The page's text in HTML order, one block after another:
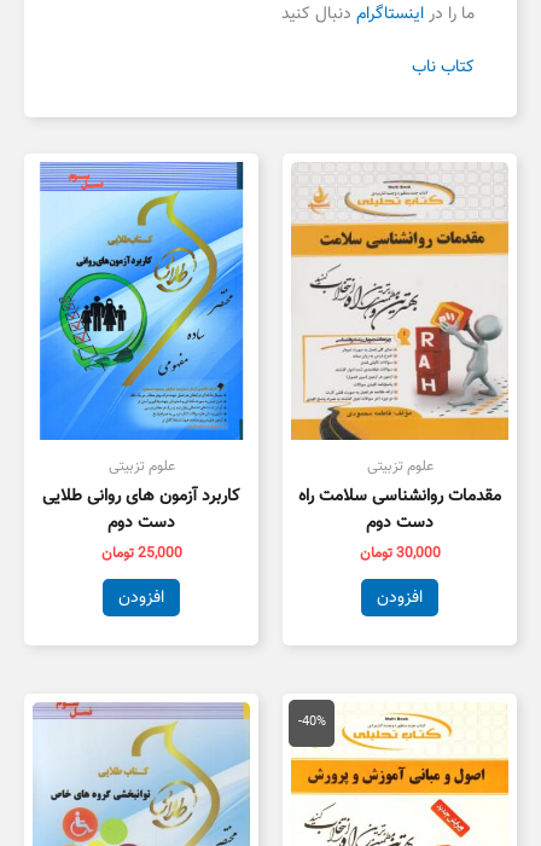
ما را دراینستاگرام دنبال کنید
کتاب ناب
علوم تزبیتی
مقدمات روانشناسی سلامت راه
دست دوم
30,000تومان
افزودن
علوم تزبیتی
کاربرد آزمون های روانی طلایی
دست دوم
25,000تومان
افزودن
-40%
قیمت
اصلی
134,000 تومان
بود.
قیمت
فعلی
است.